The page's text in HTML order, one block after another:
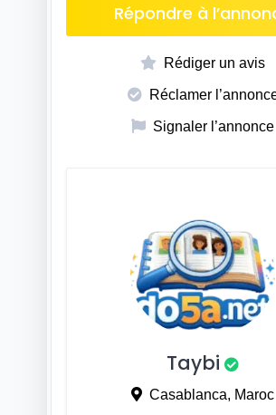
Répondre à
Rédiger un avis
Réclamer
Signaler l’annonce
Taybi
Casablanca, Maroc